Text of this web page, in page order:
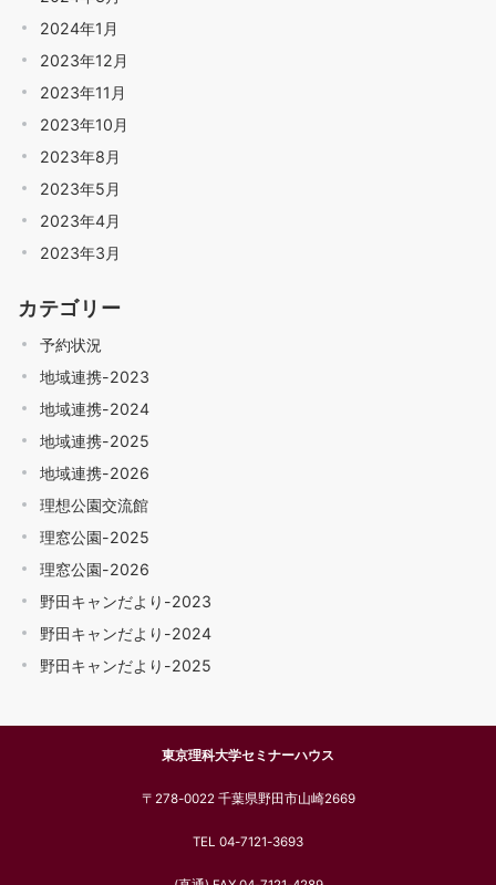
2024年1月
2023年12月
2023年11月
2023年10月
2023年8月
2023年5月
2023年4月
2023年3月
カテゴリー
予約状況
地域連携-2023
地域連携-2024
地域連携-2025
地域連携-2026
理想公園交流館
理窓公園-2025
理窓公園-2026
野田キャンだより-2023
野田キャンだより-2024
野田キャンだより-2025
東京理科大学セミナーハウス
〒278-0022 千葉県野田市山崎2669
TEL 04-7121-3693